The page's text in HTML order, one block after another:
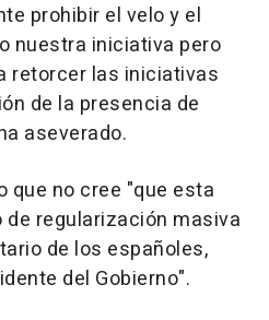
prohibir el velo y el
nuestra iniciativa pero
retorcer las iniciativas
de la presencia de
aseverado.
que no cree "que esta
regularización masiva
de los españoles,
del Gobierno".